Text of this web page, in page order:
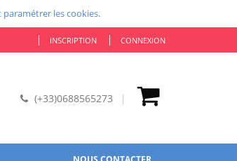
paramétrer les cookies.
INSCRIPTION CONNEXION
(+33)0688565273